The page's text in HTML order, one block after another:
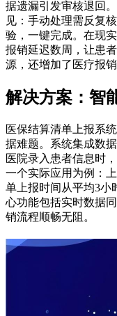
据遗漏引发审核退回
见：手动处理需反复
验，一键完成。在现
报销延迟数周，让患
源，还增加了医疗报销
解决方案：智
医保结算清单上报系
据难题。系统集成数
医院录入患者信息时
一个实际应用为例：
单上报时间从平均3小
心功能包括实时数据
销流程顺畅无阻。